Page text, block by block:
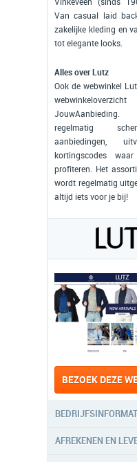
Vinkeveen (sinds
Van casual laid
zakelijke kleding en
tot elegante looks.
Alles over Lutz
Ook de webwinkel
regelmatig
aanbiedingen,
kortingscodes
profiteren. Het
wordt regelmatig
altijd iets voor je bij!
BEZOEK DEZE
AFREKENEN EN